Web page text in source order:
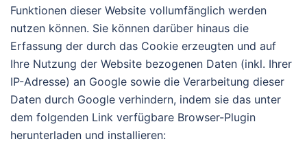
Funktionen dieser Website vollumfänglich werden
nutzen können. Sie können darüber hinaus die
Erfassung der durch das Cookie erzeugten und auf
Ihre Nutzung der Website bezogenen Daten (inkl. Ihrer
IP-Adresse) an Google sowie die Verarbeitung dieser
Daten durch Google verhindern, indem sie das unter
dem folgenden Link verfügbare Browser-Plugin
herunterladen und installieren: